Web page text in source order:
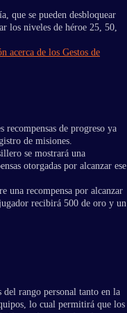
que se pueden desbloquear
los niveles de héroe 25, 50,
acerca de los Gestos de
de progreso ya
de misiones.
se mostrará una
otorgadas por alcanzar ese
una recompensa por alcanzar
recibirá 500 de oro y un
rango personal tanto en la
lo cual permitirá que los